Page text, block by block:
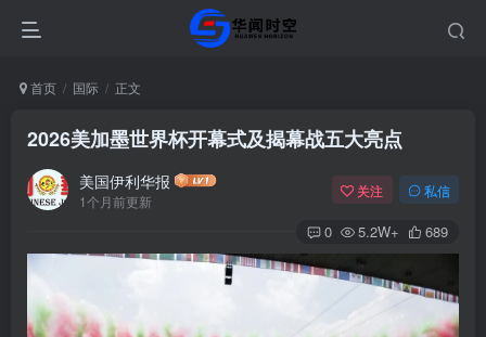
首页 国际 正文
2026美加墨世界杯开幕式及揭幕战五大亮点
美国伊利华报
1个月前更新
关注 私信
0 5.2W+ 689